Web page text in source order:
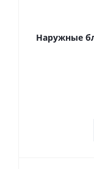
Наружные